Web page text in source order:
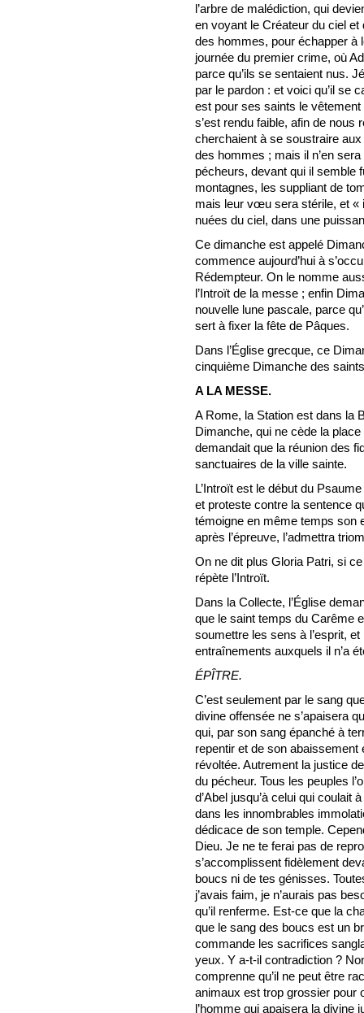
l’arbre de malédiction, qui
en voyant le Créateur du ciel
des hommes, pour échapper à
journée du premier crime, où
parce qu’ils se sentaient nus.
par le pardon : et voici qu’il se
est pour ses saints le vêtement
s’est rendu faible, afin de
cherchaient à se soustraire
des hommes ; mais il n’en
pécheurs, devant qui il semble
montagnes, les suppliant de
mais leur vœu sera stérile, et «
nuées du ciel, dans une
Ce dimanche est appelé
commence aujourd’hui à
Rédempteur. On le nomme
l’Introït de la messe ; enfin
nouvelle lune pascale, parce
sert à fixer la fête de Pâques.
Dans l’Église grecque, ce
cinquième Dimanche des
A LA MESSE.
A Rome, la Station est dans la
Dimanche, qui ne cède la
demandait que la réunion des
sanctuaires de la ville sainte.
L’Introït est le début du
et proteste contre la sentence
témoigne en même temps son
après l’épreuve, l’admettra
On ne dit plus Gloria Patri, si
répète l’Introït.
Dans la Collecte, l’Église
que le saint temps du Carême
soumettre les sens à l’esprit,
entraînements auxquels il n’a
ÉPÎTRE.
C’est seulement par le sang
divine offensée ne s’apaisera
qui, par son sang épanché à
repentir et de son abaissement
révoltée. Autrement la justice
du pécheur. Tous les peuples
d’Abel jusqu’à celui qui
dans les innombrables
dédicace de son temple.
Dieu. Je ne te ferai pas de
s’accomplissent fidèlement
boucs ni de tes génisses.
j’avais faim, je n’aurais pas
qu’il renferme. Est-ce que la
que le sang des boucs est un
commande les sacrifices
yeux. Y a-t-il contradiction ?
comprenne qu’il ne peut être
animaux est trop grossier pour
l’homme qui apaisera la divine